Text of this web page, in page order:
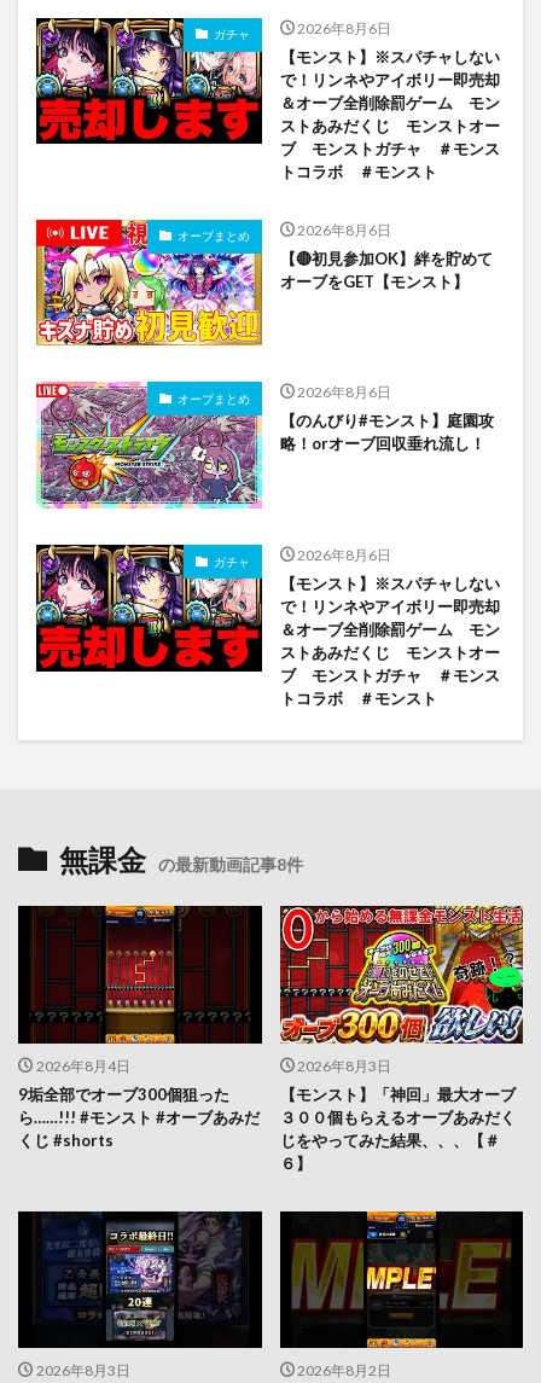
ガチャ 2026年8月6日
【モンスト】※スパチャしない
で！リンネやアイボリー即売却
＆オーブ全削除罰ゲーム モン
ストあみだくじ モンストオー
ブ モンストガチャ ＃モンス
トコラボ ＃モンスト
オーブまとめ 2026年8月6日
【🔴初見参加OK】絆を貯めて
オーブをGET【モンスト】
オーブまとめ 2026年8月6日
【のんびり#モンスト】庭園攻
略！orオーブ回収垂れ流し！
ガチャ 2026年8月6日
【モンスト】※スパチャしない
で！リンネやアイボリー即売却
＆オーブ全削除罰ゲーム モン
ストあみだくじ モンストオー
ブ モンストガチャ ＃モンス
トコラボ ＃モンスト
無課金 の最新動画記事8件
2026年8月4日
9垢全部でオーブ300個狙った
ら……!!! #モンスト #オーブあみだ
くじ #shorts
2026年8月3日
【モンスト】「神回」最大オーブ
３００個もらえるオーブあみだく
じをやってみた結果、、、【＃
６】
2026年8月3日 2026年8月2日